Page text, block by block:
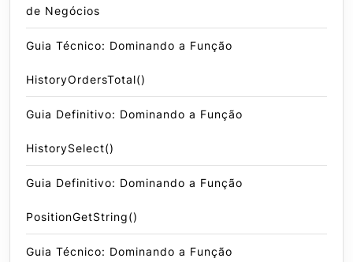
de Negócios
Guia Técnico: Dominando a Função
HistoryOrdersTotal()
Guia Definitivo: Dominando a Função
HistorySelect()
Guia Definitivo: Dominando a Função
PositionGetString()
Guia Técnico: Dominando a Função